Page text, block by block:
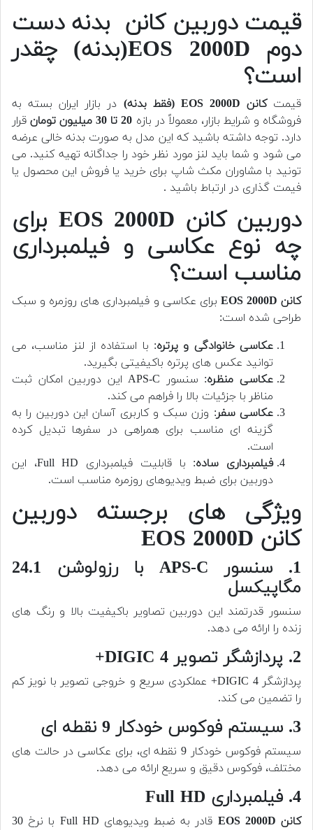
قیمت دوربین کانن بدنه دست
دوم EOS 2000D(بدنه) چقدر
است؟
قیمتکانن EOS 2000D (فقط بدنه)
در بازار ایران بسته به
فروشگاه و شرایط بازار، معمولاً در بازه 20 تا 30 میلیون تومان
قرار
دارد. توجه داشته باشید که این مدل به صورت بدنه خالی عرضه
می شود و شما باید لنز مورد نظر خود را جداگانه تهیه کنید. می
تونید با مشاوران مکث شاپ برای خرید یا فروش این محصول یا
فیمت گذاری در ارتباط باشید .
دوربین کانن EOS 2000D برای
چه نوع عکاسی و فیلمبرداری
مناسب است؟
کانن EOS 2000D
برای عکاسی و فیلمبرداری های روزمره و سبک
طراحی شده است:
عکاسی خانوادگی و پرتره: با استفاده از لنز مناسب، می
توانید عکس های پرتره باکیفیتی بگیرید.
عکاسی منظره
: سنسور APS-C این دوربین امکان ثبت
مناظر با جزئیات بالا را فراهم می کند.
عکاسی سفر: وزن سبک و کاربری آسان این دوربین را به
گزینه ای مناسب برای همراهی در سفرها تبدیل کرده
است.
فیلمبرداری ساده
: با قابلیت فیلمبرداری Full HD، این
دوربین برای ضبط ویدیوهای روزمره مناسب است.
ویژگی های برجسته دوربین
کانن EOS 2000D
1. سنسور APS-C با رزولوشن 24.1
مگاپیکسل
سنسور قدرتمند این دوربین تصاویر باکیفیت بالا و رنگ های
زنده را ارائه می دهد.
2. پردازشگر تصویر DIGIC 4+
پردازشگر DIGIC 4+ عملکردی سریع و خروجی تصویر با نویز کم
را تضمین می کند.
3. سیستم فوکوس خودکار 9 نقطه ای
سیستم فوکوس خودکار 9 نقطه ای، برای عکاسی در حالت های
مختلف، فوکوس دقیق و سریع ارائه می دهد.
4. فیلمبرداری Full HD
کانن EOS 2000D
قادر به ضبط ویدیوهای Full HD با نرخ 30